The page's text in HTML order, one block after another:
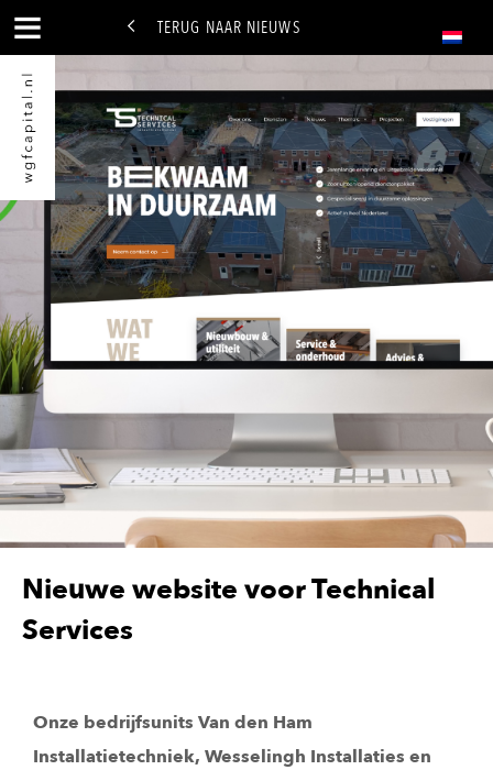
TERUG NAAR NIEUWS
Nieuwe website voor Technical
Services
Onze bedrijfsunits Van den Ham
Installatietechniek, Wesselingh Installaties en